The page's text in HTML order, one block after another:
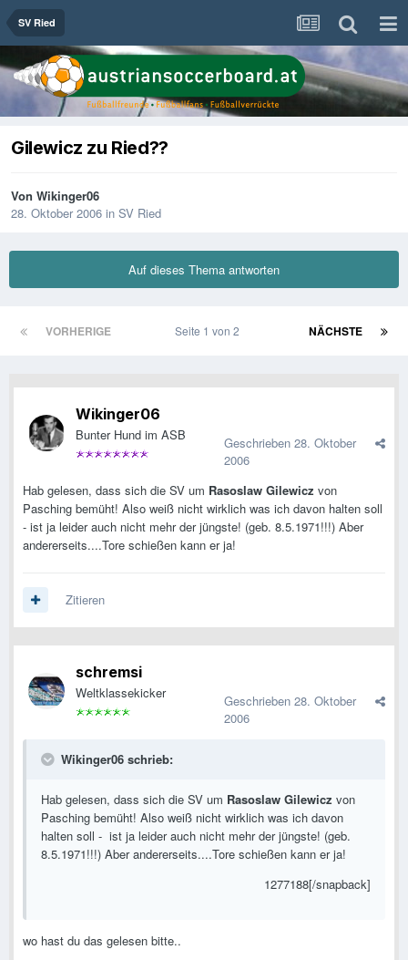
SV Ried
Gilewicz zu Ried??
Von Wikinger06
28. Oktober 2006 in SV Ried
Auf dieses Thema antworten
VORHERIGE NÄCHSTE
Seite 1 von 2
Wikinger06
Bunter Hund im ASB Geschrieben 28. Oktober
2006
Hab gelesen, dass sich die SV um Rasoslaw Gilewicz von
Pasching bemüht! Also weiß nicht wirklich was ich davon halten soll
- ist ja leider auch nicht mehr der jüngste! (geb. 8.5.1971!!!) Aber
andererseits....Tore schießen kann er ja!
Zitieren
schremsi
Weltklassekicker Geschrieben 28. Oktober
2006
Wikinger06 schrieb:
Hab gelesen, dass sich die SV um Rasoslaw Gilewicz von
Pasching bemüht! Also weiß nicht wirklich was ich davon
halten soll - ist ja leider auch nicht mehr der jüngste! (geb.
8.5.1971!!!) Aber andererseits....Tore schießen kann er ja!
1277188[/snapback]
wo hast du das gelesen bitte..